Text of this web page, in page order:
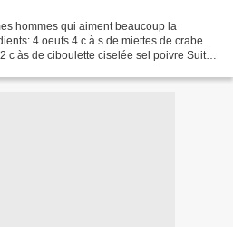
hommes qui aiment beaucoup la
4 oeufs 4 c à s de miettes de crabe
c às de ciboulette ciselée sel poivre Suite